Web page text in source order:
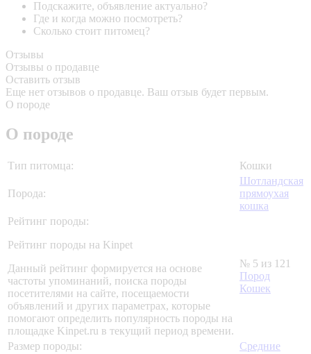
Подскажите, объявление актуально?
Где и когда можно посмотреть?
Сколько стоит питомец?
Отзывы
Отзывы о продавце
Оставить отзыв
Еще нет отзывов о продавце. Ваш отзыв будет первым.
О породе
О породе
Тип питомца: Кошки
Порода:
Шотландская
прямоухая
кошка
Рейтинг породы:
Рейтинг породы на Kinpet
Данный рейтинг формируется на основе
частоты упоминаний, поиска породы
посетителями на сайте, посещаемости
объявлений и других параметрах, которые
помогают определить популярность породы на
площадке Kinpet.ru в текущий период времени.
№ 5 из 121
Пород
Кошек
Размер породы:
Средние